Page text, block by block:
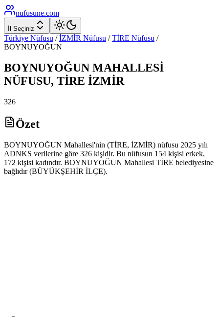
nufusune.com
İl Seçiniz
Türkiye Nüfusu / İZMİR Nüfusu / TİRE Nüfusu /
BOYNUYOĞUN
BOYNUYOĞUN MAHALLESİ
NÜFUSU, TİRE İZMİR
326
Özet
BOYNUYOĞUN Mahallesi'nin (TİRE, İZMİR) nüfusu 2025 yılı
ADNKS verilerine göre 326 kişidir. Bu nüfusun 154 kişisi erkek,
172 kişisi kadındır. BOYNUYOĞUN Mahallesi TİRE belediyesine
bağlıdır (BÜYÜKŞEHİR İLÇE).